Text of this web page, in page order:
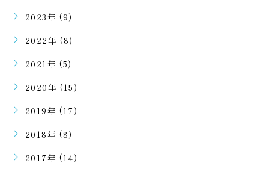
2023年 (9)
2022年 (8)
2021年 (5)
2020年 (15)
2019年 (17)
2018年 (8)
2017年 (14)